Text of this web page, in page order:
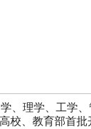
理学、工学
、教育部首批